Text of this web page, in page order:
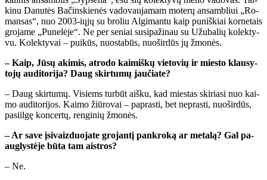
ki­nu Da­nu­tės Ba­čins­kie­nės va­do­vau­ja­mam mo­te­rų an­sam­bliui „Ro­
man­sas“, nuo 2003-ių­jų su bro­liu Al­gi­man­tu kaip pu­niš­kiai kor­ne­tais
gro­ja­me „Pu­ne­lė­je“. Ne per se­niai su­si­pa­ži­nau su Užu­ba­lių ko­lek­ty­
vu. Ko­lek­ty­vai – pui­kūs, nuo­sta­būs, nuo­šir­dūs jų žmo­nės.
– Kaip, Jū­sų aki­mis, at­ro­do kai­miš­kų vie­to­vių ir mies­to klau­sy­
to­jų au­di­to­ri­ja? Daug skir­tu­mų jau­čia­te?
– Daug skir­tu­mų. Vi­siems tur­būt aiš­ku, kad mies­tas ski­ria­si nuo kai­
mo au­di­to­ri­jos. Kai­mo žiū­ro­vai – pa­pras­ti, bet ne­pras­ti, nuo­šir­dūs,
pa­si­il­gę kon­cer­tų, ren­gi­nių žmo­nės.
– Ar sa­ve įsi­vaiz­duo­ja­te gro­jan­tį pan­kro­ką ar me­ta­lą? Gal pa­
aug­lys­tė­je bū­ta tam aist­ros?
– Ne.